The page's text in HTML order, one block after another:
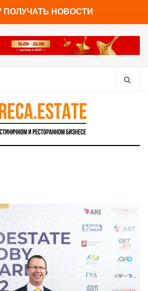
ПОЛУЧАТЬ НОВОСТИ